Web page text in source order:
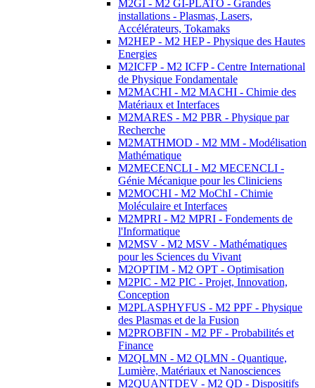
M2GI - M2 GI-PLATO - Grandes
installations - Plasmas, Lasers,
Accélérateurs, Tokamaks
M2HEP - M2 HEP - Physique des Hautes
Energies
M2ICFP - M2 ICFP - Centre International
de Physique Fondamentale
M2MACHI - M2 MACHI - Chimie des
Matériaux et Interfaces
M2MARES - M2 PBR - Physique par
Recherche
M2MATHMOD - M2 MM - Modélisation
Mathématique
M2MECENCLI - M2 MECENCLI -
Génie Mécanique pour les Cliniciens
M2MOCHI - M2 MoChI - Chimie
Moléculaire et Interfaces
M2MPRI - M2 MPRI - Fondements de
l'Informatique
M2MSV - M2 MSV - Mathématiques
pour les Sciences du Vivant
M2OPTIM - M2 OPT - Optimisation
M2PIC - M2 PIC - Projet, Innovation,
Conception
M2PLASPHYFUS - M2 PPF - Physique
des Plasmas et de la Fusion
M2PROBFIN - M2 PF - Probabilités et
Finance
M2QLMN - M2 QLMN - Quantique,
Lumière, Matériaux et Nanosciences
M2QUANTDEV - M2 QD - Dispositifs